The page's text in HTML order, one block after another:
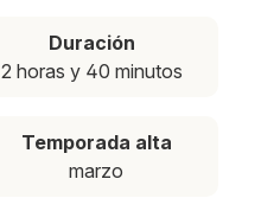
Duración
2 horas y 40 minutos
Temporada alta
marzo